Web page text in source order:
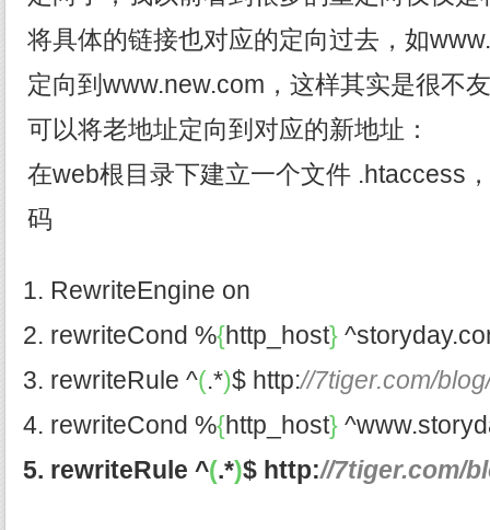
将具体的链接也对应的定向过去，如
定向到www.new.com，这样其实是很不
可以将老地址定向到对应的新地址：
在web根目录下建立一个文件 .htaccess
码
RewriteEngine on
rewriteCond %{http_host}
rewriteRule ^(.*)$ http://7tiger.com/
rewriteCond %{http_host}
rewriteRule ^(.*)$ http://7tiger.com/